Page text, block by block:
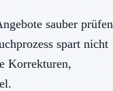
sauber prüfen
spart nicht
Korrekturen,